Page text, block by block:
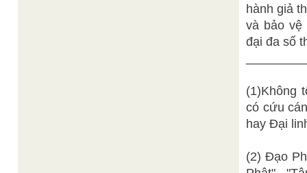
hành giả
và bảo vệ
đại đa số
(1)Không
có cứu
hay Đại
(2) Đạo